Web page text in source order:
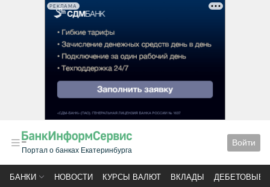
РЕКЛАМА
Портал о банках Екатеринбурга
Войти
БАНКИ НОВОСТИ КУРСЫ ВАЛЮТ ВКЛАДЫ ДЕБЕТОВЫЕ